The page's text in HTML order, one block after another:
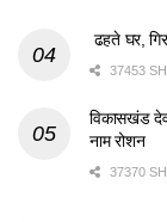
ढहते घर,
37453
विकासखंड
नाम रोशन
37370